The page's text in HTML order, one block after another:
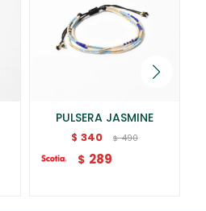
PULSERA JASMINE
$ 340 $ 490
$ 289